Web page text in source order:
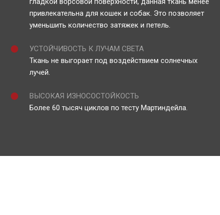
привлекательна для кошек и собак. Это позволяет
уменьшить количество затяжек и петель.
УСТОЙЧИВОСТЬ К ЛУЧАМ СВЕТА
Ткань не выгорает под воздействием солнечных
лучей.
ВЫСОКАЯ ИЗНОСОСТОЙКОСТЬ
Более 60 тысяч циклов по тесту Мартиндейла.